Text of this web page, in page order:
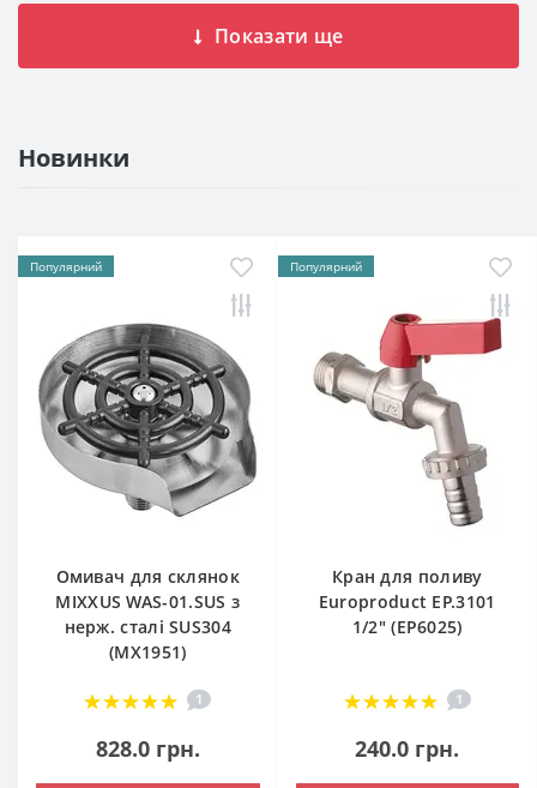
Показати ще
Новинки
Популярний
Омивач для склянок
MIXXUS WAS-01.SUS з
нерж. сталі SUS304
(MX1951)
1
828.0 грн.
Популярний
Кран для поливу
Europroduct EP.3101
1/2" (EP6025)
1
240.0 грн.